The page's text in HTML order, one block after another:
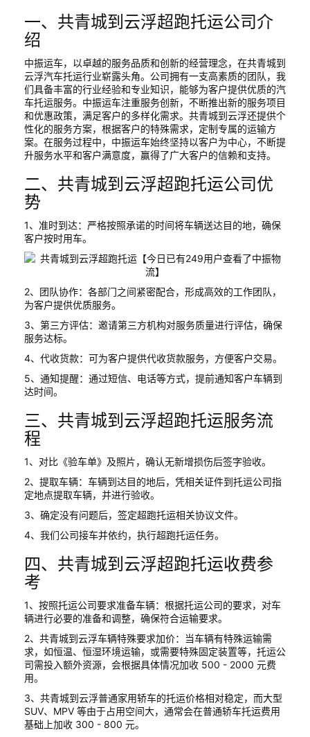
一、共青城到云浮超跑托运公司介
绍
中振运车，以卓越的服务品质和创新的经营理念，在共青城到
云浮汽车托运行业崭露头角。公司拥有一支高素质的团队，我
们具备丰富的行业经验和专业知识，能够为客户提供优质的汽
车托运服务。中振运车注重服务创新，不断推出新的服务项目
和优惠政策，满足客户的多样化需求。共青城到云浮还提供个
性化的服务方案，根据客户的特殊需求，定制专属的运输方
案。在服务过程中，中振运车始终坚持以客户为中心，不断提
升服务水平和客户满意度，赢得了广大客户的信赖和支持。
二、共青城到云浮超跑托运公司优
势
1、准时到达：严格按照承诺的时间将车辆送达目的地，确保
客户按时用车。
2、团队协作：各部门之间紧密配合，形成高效的工作团队，
为客户提供优质服务。
3、第三方评估：邀请第三方机构对服务质量进行评估，确保
服务达标。
4、代收货款：可为客户提供代收货款服务，方便客户交易。
5、通知提醒：通过短信、电话等方式，提前通知客户车辆到
达时间。
三、共青城到云浮超跑托运服务流
程
1、对比《验车单》及照片，确认无新增损伤后签字验收。
2、提取车辆：车辆到达目的地后，凭相关证件到托运公司指
定地点提取车辆，并进行验收。
3、确定没有问题后，签定超跑托运相关协议文件。
4、我们公司接车并依约，执行超跑托运任务。
四、共青城到云浮超跑托运收费参
考
1、按照托运公司要求准备车辆：根据托运公司的要求，对车
辆进行必要的准备和调整，确保符合运输要求。
2、共青城到云浮车辆特殊要求加价：当车辆有特殊运输需
求，如恒温、恒湿环境运输，或需要特殊固定装置等，托运公
司需投入额外资源，会根据具体情况加收 500 - 2000 元费
用。
3、共青城到云浮普通家用轿车的托运价格相对稳定，而大型
SUV、MPV 等由于占用空间大，通常会在普通轿车托运费用
基础上加收 300 - 800 元。